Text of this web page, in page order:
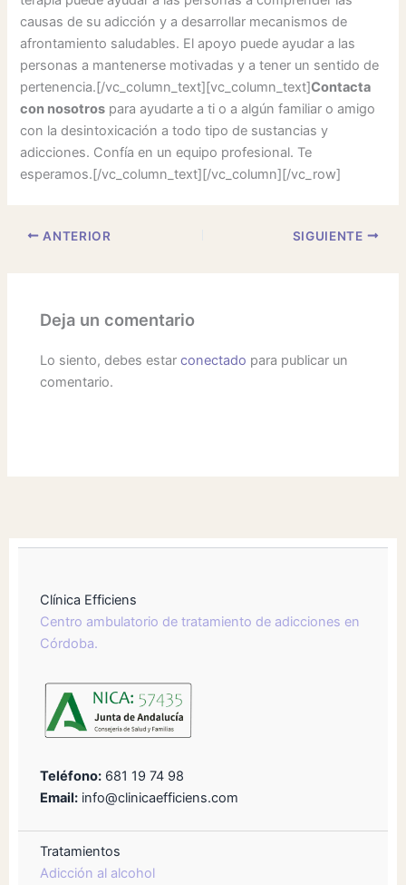
causas de su adicción y a desarrollar mecanismos de
afrontamiento saludables. El apoyo puede ayudar a las
personas a mantenerse motivadas y a tener un sentido de
pertenencia.[/vc_column_text][vc_column_text]Contacta
con nosotros para ayudarte a ti o a algún familiar o amigo
con la desintoxicación a todo tipo de sustancias y
adicciones. Confía en un equipo profesional. Te
esperamos.[/vc_column_text][/vc_column][/vc_row]
ANTERIOR SIGUIENTE
Deja un comentario
Lo siento, debes estarconectado para publicar un
comentario.
Clínica Efficiens
Centro ambulatorio de tratamiento de adicciones en
Córdoba.
Teléfono: 681 19 74 98
Email: info@clinicaefficiens.com
Tratamientos
Adicción al alcohol